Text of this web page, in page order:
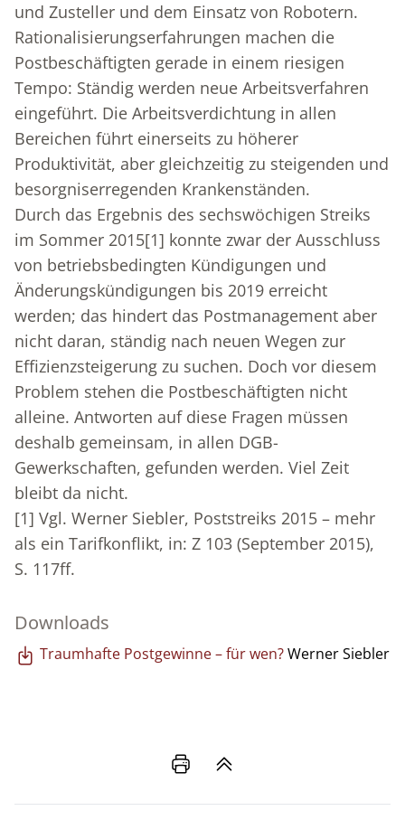
und Zusteller und dem Einsatz von Robotern.
Rationalisierungserfahrungen machen die
Postbeschäftigten gerade in einem riesigen
Tempo: Ständig werden neue Arbeitsverfahren
eingeführt. Die Arbeitsverdichtung in allen
Bereichen führt einerseits zu höherer
Produktivität, aber gleichzeitig zu steigenden und
besorgniserregenden Krankenständen.
Durch das Ergebnis des sechswöchigen Streiks
im Sommer 2015[1] konnte zwar der Ausschluss
von betriebsbedingten Kündigungen und
Änderungskündigungen bis 2019 erreicht
werden; das hindert das Postmanagement aber
nicht daran, ständig nach neuen Wegen zur
Effizienzsteigerung zu suchen. Doch vor diesem
Problem stehen die Postbeschäftigten nicht
alleine. Antworten auf diese Fragen müssen
deshalb gemeinsam, in allen DGB-
Gewerkschaften, gefunden werden. Viel Zeit
bleibt da nicht.
[1] Vgl. Werner Siebler, Poststreiks 2015 – mehr
als ein Tarifkonflikt, in: Z 103 (September 2015),
S. 117ff.
Downloads
Traumhafte Postgewinne – für wen?Werner Siebler